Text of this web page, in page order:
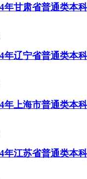
年甘肃省普通类本
年辽宁省普通类本
年上海市普通类本
年江苏省普通类本